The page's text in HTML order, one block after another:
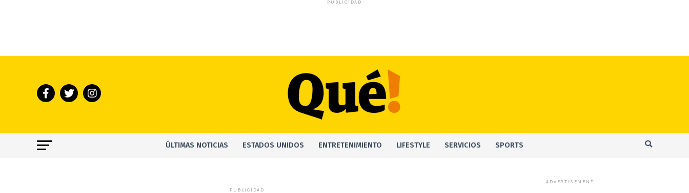
PUBLICIDAD
ÚLTIMAS NOTICIAS ESTADOS UNIDOS ENTRETENIMIENTO LIFESTYLE SERVICIOS SPORTS
PUBLICIDAD
ADVERTISEMENT